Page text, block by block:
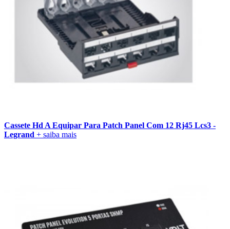
Cassete Hd A Equipar Para Patch Panel Com 12 Rj45 Lcs3 -
Legrand + saiba mais